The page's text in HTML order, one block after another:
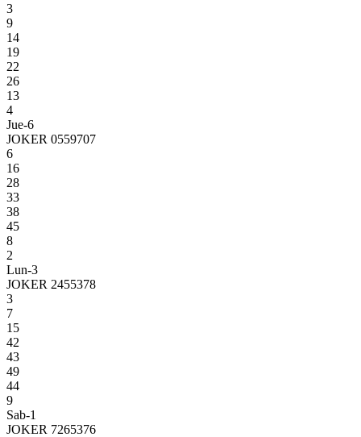
3
9
14
19
22
26
13
4
Jue-6
JOKER 0559707
6
16
28
33
38
45
8
2
Lun-3
JOKER 2455378
3
7
15
42
43
49
44
9
Sab-1
JOKER 7265376